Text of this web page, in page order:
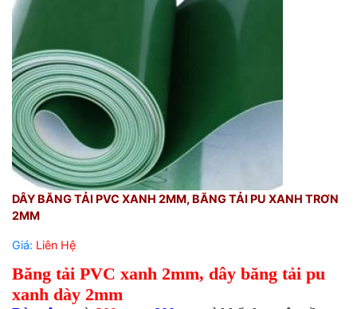
DÂY BĂNG TẢI PVC XANH 2MM, BĂNG TẢI PU XANH TRƠN
2MM
Giá: Liên Hệ
Băng tải PVC xanh 2mm, dây băng tải pu
xanh dày 2mm